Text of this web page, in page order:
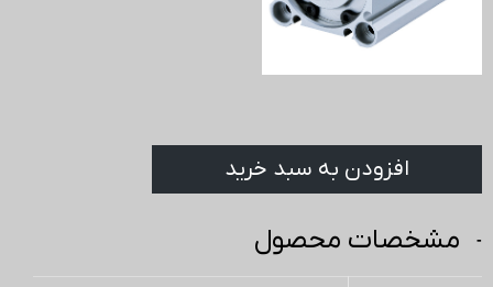
افزودن به سبد خرید
مشخصات محصول